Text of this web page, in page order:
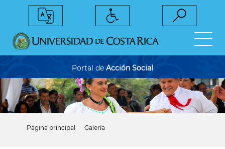
Portal de Acción Social
Página principal Galería